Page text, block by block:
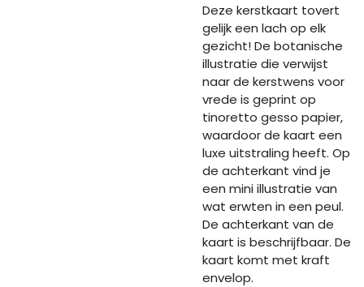
Deze kerstkaart tovert
gelijk een lach op elk
gezicht! De botanische
illustratie die verwijst
naar de kerstwens voor
vrede is geprint op
tinoretto gesso papier,
waardoor de kaart een
luxe uitstraling heeft. Op
de achterkant vind je
een mini illustratie van
wat erwten in een peul.
De achterkant van de
kaart is beschrijfbaar. De
kaart komt met kraft
envelop.